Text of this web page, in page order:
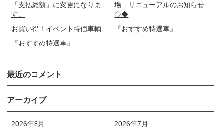
「支払総額」に変更になりま
す。
場 リニューアルのお知らせ
◇◆
お買い得！イベント特価車輌
『おすすめ特選車』
『おすすめ特選車』
最近のコメント
アーカイブ
2026年8月
2026年7月